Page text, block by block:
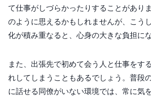
て仕事がしづらかったりすることがあり
のように思えるかもしれませんが、こう
化が積み重なると、心身の大きな負担にな
また、出張先で初めて会う人と仕事をす
れしてしまうこともあるでしょう。普段
に話せる同僚がいない環境では、常に気